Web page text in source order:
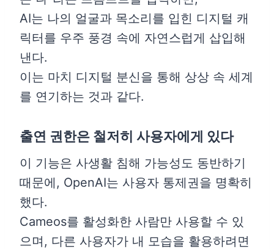
AI는 나의 얼굴과 목소리를 입힌 디지털 캐
릭터를 우주 풍경 속에 자연스럽게 삽입해
낸다.
이는 마치 디지털 분신을 통해 상상 속 세계
를 연기하는 것과 같다.
출연 권한은 철저히 사용자에게 있다
이 기능은 사생활 침해 가능성도 동반하기
때문에, OpenAI는 사용자 통제권을 명확히
했다.
Cameos를 활성화한 사람만 사용할 수 있
으며, 다른 사용자가 내 모습을 활용하려면